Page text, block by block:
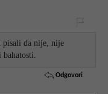
pisali da nije, nije
Odgovori